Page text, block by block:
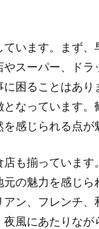
います。まず
スーパー、ド
困ることはあ
なっています
感じられる点が
も揃っていま
元の魅力を感じ
ン、フレンチ
風にあたりな